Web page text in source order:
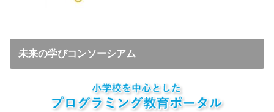
未来の学びコンソーシアム